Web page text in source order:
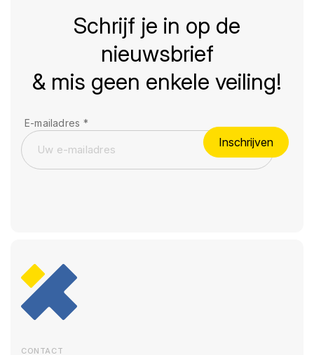
Schrijf je in op de
nieuwsbrief
& mis geen enkele veiling!
E-mailadres *
Inschrijven
CONTACT